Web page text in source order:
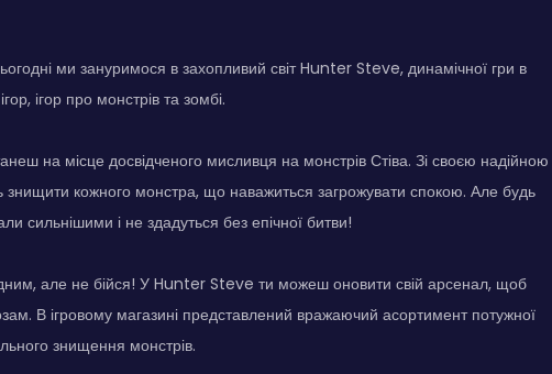
ми зануримося в захопливий світ Hunter Steve, динамічної гри в
ігор про монстрів та зомбі.
на місце досвідченого мисливця на монстрів Стіва. Зі своєю надійною
знищити кожного монстра, що наважиться загрожувати спокою. Але будь
сильнішими і не здадуться без епічної битви!
але не бійся! У Hunter Steve ти можеш оновити свій арсенал, щоб
В ігровому магазині представлений вражаючий асортимент потужної
знищення монстрів.